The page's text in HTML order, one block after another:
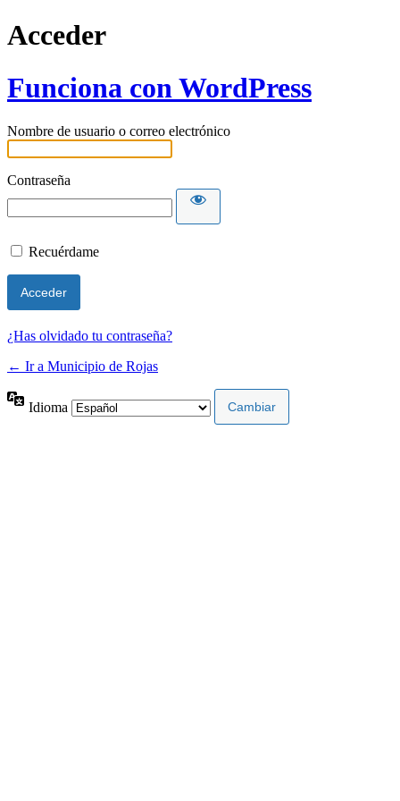
Acceder
Funciona con WordPress
Nombre de usuario o correo electrónico
Contraseña
Recuérdame
¿Has olvidado tu contraseña?
← Ir a Municipio de Rojas
Idioma